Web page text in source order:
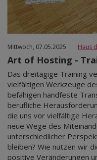
Mittwoch, 07.05.2025 | Haus
Art of Hosting -
Das dreitägige Training
vielfältigen Werkzeuge
befähigen handfeste
berufliche
die uns vor vielfältige
neue Wege des
unterschiedlicher
bleiben? Wie nutzen wir
positive Veränderungen